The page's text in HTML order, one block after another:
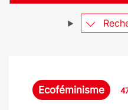
e
Ecoféminisme